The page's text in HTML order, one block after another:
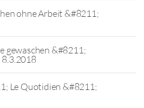
ohne Arbeit &#8211;
gewaschen &#8211;
Le Quotidien &#8211;